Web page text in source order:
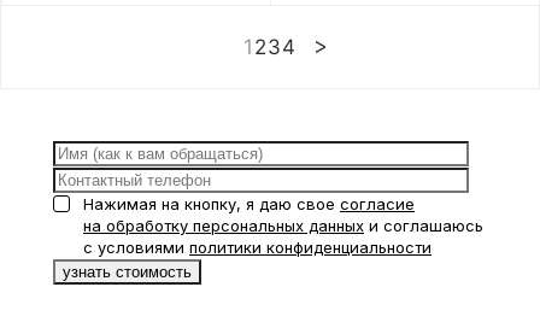
1 234
Нажимая на кнопку, я даю свое согласие
на обработку персональных данных и соглашаюсь
с условиями политики конфиденциальности